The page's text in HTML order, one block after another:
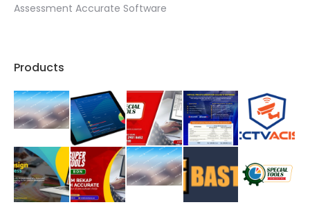
Assessment Accurate Software
Products